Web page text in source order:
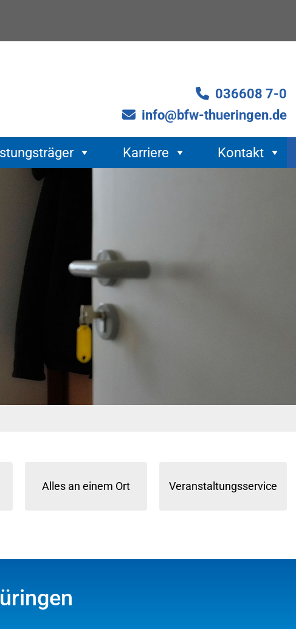
036608 7-0
info@bfw-thueringen.de
Karriere Kontakt
Alles an einem Ort Veranstaltungsservice